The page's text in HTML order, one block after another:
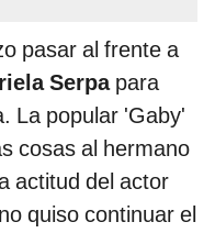
pasar al frente a
Serpapara
La popular 'Gaby'
cosas al hermano
actitud del actor
quiso continuar el